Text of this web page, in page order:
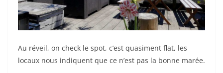
Au réveil, on check le spot, c’est quasiment flat, les
locaux nous indiquent que ce n’est pas la bonne marée.